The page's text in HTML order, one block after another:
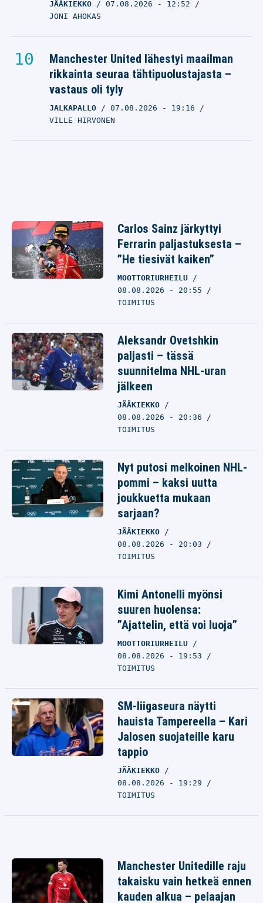
JÄÄKIEKKO 07.08.2026 - 12:52
JONI AHOKAS
Manchester United lähestyi maailman
rikkainta seuraa tähtipuolustajasta –
vastaus oli tyly
JALKAPALLO 07.08.2026 - 19:16
VILLE HIRVONEN
Carlos Sainz järkyttyi
Ferrarin paljastuksesta –
”He tiesivät kaiken”
MOOTTORIURHEILU
08.08.2026 - 20:55
TOIMITUS
Aleksandr Ovetshkin
paljasti – tässä
suunnitelma NHL-uran
jälkeen
JÄÄKIEKKO
08.08.2026 - 20:36
TOIMITUS
Nyt putosi melkoinen NHL-
pommi – kaksi uutta
joukkuetta mukaan
sarjaan?
JÄÄKIEKKO
08.08.2026 - 20:03
TOIMITUS
Kimi Antonelli myönsi
suuren huolensa:
”Ajattelin, että voi luoja”
MOOTTORIURHEILU
08.08.2026 - 19:53
TOIMITUS
SM-liigaseura näytti
hauista Tampereella – Kari
Jalosen suojateille karu
tappio
JÄÄKIEKKO
08.08.2026 - 19:29
TOIMITUS
Manchester Unitedille raju
takaisku vain hetkeä ennen
kauden alkua – pelaajan